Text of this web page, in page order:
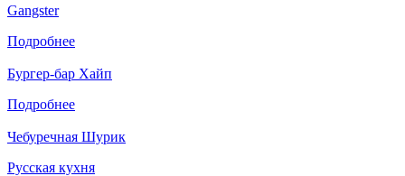
Gangster
Подробнее
Бургер-бар Хайп
Подробнее
Чебуречная Шурик
Русская кухня